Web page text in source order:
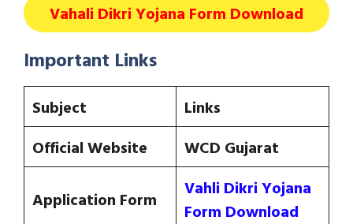
Vahali Dikri Yojana Form Download
Important Links
Subject
Links
Official Website
WCD Gujarat
Application Form
Vahli Dikri Yojana
Form Download